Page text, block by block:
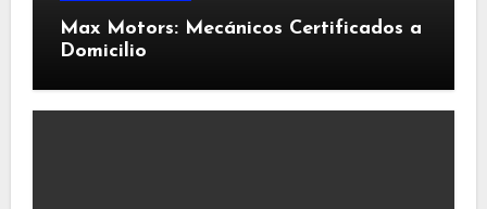
Max Motors: Mecánicos Certificados a
Domicilio